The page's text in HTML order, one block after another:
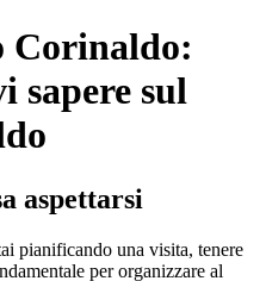
Corinaldo:
sapere sul
aspettarsi
pianificando una visita, tenere
per organizzare al